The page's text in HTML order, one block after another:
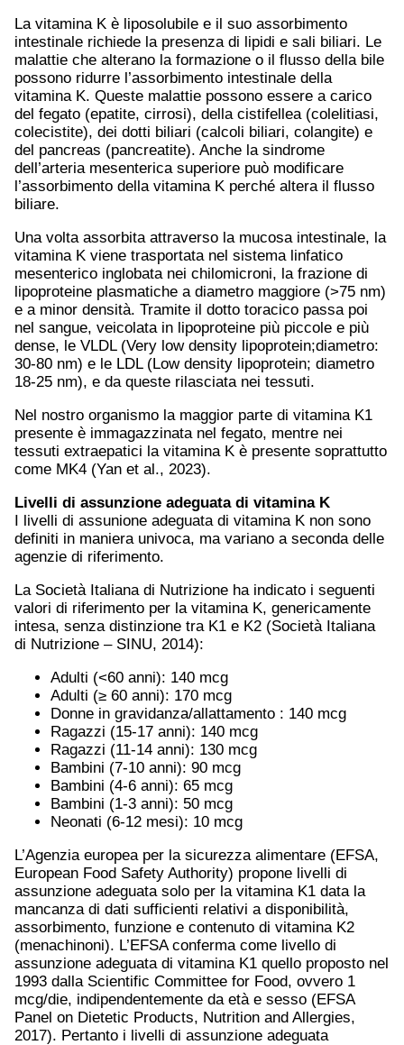
La vitamina K è liposolubile e il suo assorbimento
intestinale richiede la presenza di lipidi e sali biliari. Le
malattie che alterano la formazione o il flusso della bile
possono ridurre l’assorbimento intestinale della
vitamina K. Queste malattie possono essere a carico
del fegato (epatite, cirrosi), della cistifellea (colelitiasi,
colecistite), dei dotti biliari (calcoli biliari, colangite) e
del pancreas (pancreatite). Anche la sindrome
dell’arteria mesenterica superiore può modificare
l’assorbimento della vitamina K perché altera il flusso
biliare.
Una volta assorbita attraverso la mucosa intestinale, la
vitamina K viene trasportata nel sistema linfatico
mesenterico inglobata nei chilomicroni, la frazione di
lipoproteine plasmatiche a diametro maggiore (>75 nm)
e a minor densità. Tramite il dotto toracico passa poi
nel sangue, veicolata in lipoproteine più piccole e più
dense, le VLDL (Very low density lipoprotein;diametro:
30-80 nm) e le LDL (Low density lipoprotein; diametro
18-25 nm), e da queste rilasciata nei tessuti.
Nel nostro organismo la maggior parte di vitamina K1
presente è immagazzinata nel fegato, mentre nei
tessuti extraepatici la vitamina K è presente soprattutto
come MK4 (Yan et al., 2023).
Livelli di assunzione adeguata di vitamina K
I livelli di assunione adeguata di vitamina K non sono
definiti in maniera univoca, ma variano a seconda delle
agenzie di riferimento.
La Società Italiana di Nutrizione ha indicato i seguenti
valori di riferimento per la vitamina K, genericamente
intesa, senza distinzione tra K1 e K2 (Società Italiana
di Nutrizione – SINU, 2014):
Adulti (<60 anni): 140 mcg
Adulti (≥ 60 anni): 170 mcg
Donne in gravidanza/allattamento : 140 mcg
Ragazzi (15-17 anni): 140 mcg
Ragazzi (11-14 anni): 130 mcg
Bambini (7-10 anni): 90 mcg
Bambini (4-6 anni): 65 mcg
Bambini (1-3 anni): 50 mcg
Neonati (6-12 mesi): 10 mcg
L’Agenzia europea per la sicurezza alimentare (EFSA,
European Food Safety Authority) propone livelli di
assunzione adeguata solo per la vitamina K1 data la
mancanza di dati sufficienti relativi a disponibilità,
assorbimento, funzione e contenuto di vitamina K2
(menachinoni). L’EFSA conferma come livello di
assunzione adeguata di vitamina K1 quello proposto nel
1993 dalla Scientific Committee for Food, ovvero 1
mcg/die, indipendentemente da età e sesso (EFSA
Panel on Dietetic Products, Nutrition and Allergies,
2017). Pertanto i livelli di assunzione adeguata